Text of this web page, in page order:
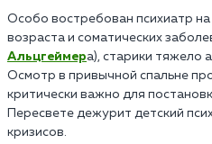
Особо востребован психиатр
возраста и соматических
Альцгеймера), старики тяжело
Осмотр в привычной спальне
критически важно для
Пересвете дежурит детский
кризисов.